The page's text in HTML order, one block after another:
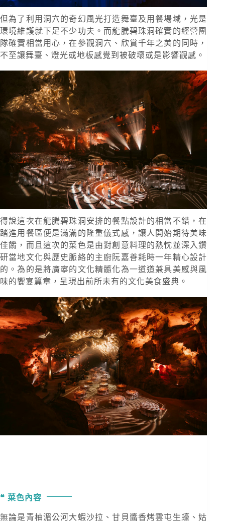
但為了利用洞穴的奇幻風光打造舞臺及用餐場域，光是
環境維護就下足不少功夫。而龍騰碧珠洞確實的經營團
隊確實相當用心，在參觀洞穴、欣賞千年之美的同時，
不至讓舞臺、燈光或地板感覺到被破壞或是影響觀感。
得說這次在龍騰碧珠洞安排的餐點設計的相當不錯，在
踏進用餐區便是滿滿的隆重儀式感，讓人開始期待美味
佳餚，而且這次的菜色是由對創意料理的熱忱並深入鑽
研當地文化與歷史脈絡的主廚阮嘉善耗時一年精心設計
的。為的是將廣寧的文化精髓化為一道道兼具美感與風
味的饗宴篇章，呈現出前所未有的文化美食盛典。
菜色內容
無論是青柚湄公河大蝦沙拉、甘貝醬香烤雲屯生蠔、姑